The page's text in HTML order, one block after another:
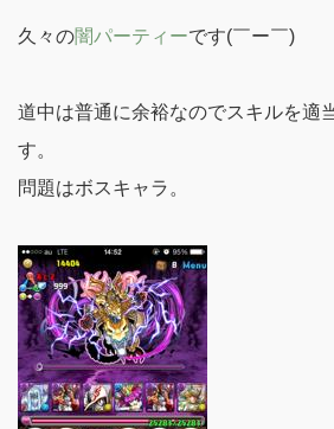
久々の闇パーティーです(￣ー￣)
道中は普通に余裕なのでスキルを適
す。
問題はボスキャラ。